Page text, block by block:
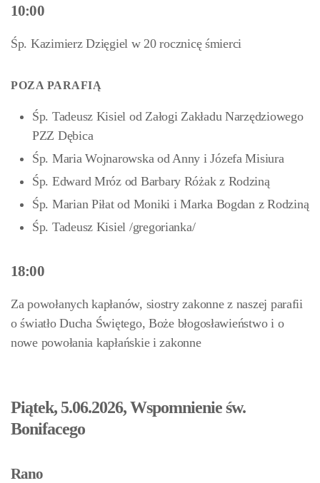
10:00
Śp. Kazimierz Dzięgiel w 20 rocznicę śmierci
POZA PARAFIĄ
Śp. Tadeusz Kisiel od Załogi Zakładu Narzędziowego
PZZ Dębica
Śp. Maria Wojnarowska od Anny i Józefa Misiura
Śp. Edward Mróz od Barbary Różak z Rodziną
Śp. Marian Piłat od Moniki i Marka Bogdan z Rodziną
Śp. Tadeusz Kisiel /gregorianka/
18:00
Za powołanych kapłanów, siostry zakonne z naszej parafii
o światło Ducha Świętego, Boże błogosławieństwo i o
nowe powołania kapłańskie i zakonne
Piątek, 5.06.2026, Wspomnienie św.
Bonifacego
Rano